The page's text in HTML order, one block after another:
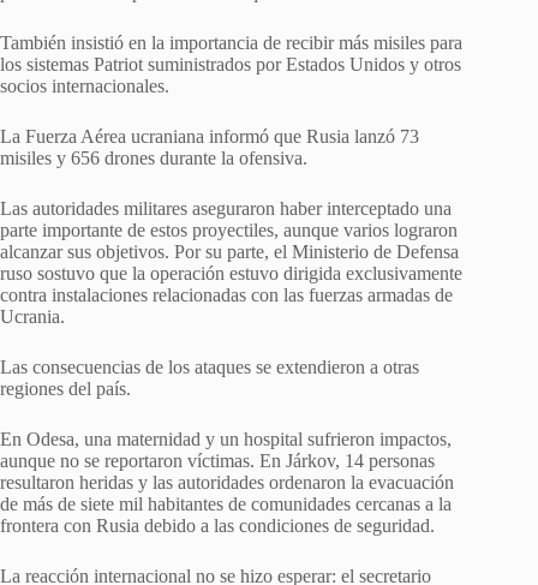
También insistió en la importancia de recibir más misiles para
los sistemas Patriot suministrados por Estados Unidos y otros
socios internacionales.
La Fuerza Aérea ucraniana informó que Rusia lanzó 73
misiles y 656 drones durante la ofensiva.
Las autoridades militares aseguraron haber interceptado una
parte importante de estos proyectiles, aunque varios lograron
alcanzar sus objetivos. Por su parte, el Ministerio de Defensa
ruso sostuvo que la operación estuvo dirigida exclusivamente
contra instalaciones relacionadas con las fuerzas armadas de
Ucrania.
Las consecuencias de los ataques se extendieron a otras
regiones del país.
En Odesa, una maternidad y un hospital sufrieron impactos,
aunque no se reportaron víctimas. En Járkov, 14 personas
resultaron heridas y las autoridades ordenaron la evacuación
de más de siete mil habitantes de comunidades cercanas a la
frontera con Rusia debido a las condiciones de seguridad.
La reacción internacional no se hizo esperar: el secretario